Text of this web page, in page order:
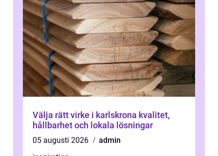
Välja rätt virke i karlskrona kvalitet,
hållbarhet och lokala lösningar
05 augusti 2026
admin